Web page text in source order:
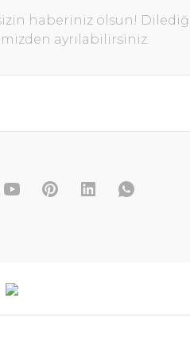
Başlatıcılı Bıçak
TL
haberiniz olsun!
ayrılabilirsiniz.